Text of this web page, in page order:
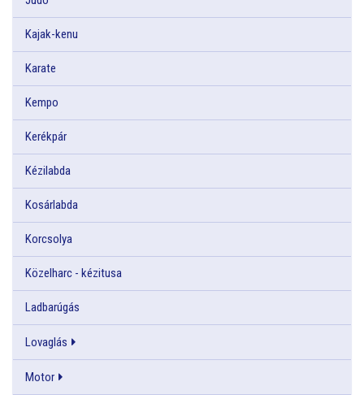
Kajak-kenu
Karate
Kempo
Kerékpár
Kézilabda
Kosárlabda
Korcsolya
Közelharc - kézitusa
Ladbarúgás
Lovaglás
Motor